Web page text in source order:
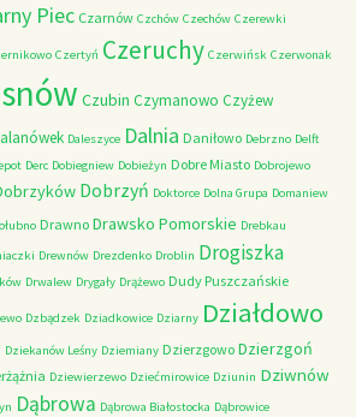
Piec Czarnów Czchów Czechów Czerewki
Czertyń Czeruchy Czerwińsk Czerwonak
Czubin Czymanowo Czyżew
Daleszyce Dalnia Daniłowo Debrzno Delft
Derc Dobiegniew Dobieżyn Dobre Miasto Dobrojewo
Dobrzyń Doktorce Dolna Grupa Domaniew
Drawno Drawsko Pomorskie Drebkau
Drewnów Drezdenko Droblin Drogiszka
Drwalew Drygały Drążewo Dudy Puszczańskie
Dzbądzek Dziadkowice Dziarny Działdowo
Dziekanów Leśny Dziemiany Dzierzgowo Dzierzgoń
Dziewierzewo Dziećmirowice Dziunin Dziwnów
Dąbrowa Dąbrowa Białostocka Dąbrowice